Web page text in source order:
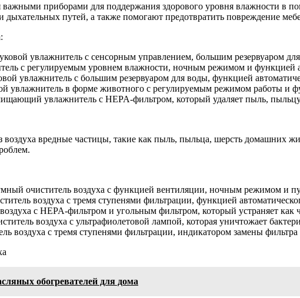
важными приборами для поддержания здорового уровня влажности в
дыхательных путей, а также помогают предотвратить повреждение
увлажнитель с сенсорным управлением, большим резервуаром
с регулируемым уровнем влажности, ночным режимом и функцией
увлажнитель с большим резервуаром для воды, функцией
увлажнитель в форме животного с регулируемым режимом работы и
увлажнитель с HEPA-фильтром, который удаляет пыль, пыльцу
воздуха вредные частицы, такие как пыль, пыльца, шерсть
очиститель воздуха с функцией вентиляции, ночным режимом и
воздуха с тремя ступенями фильтрации, функцией
с HEPA-фильтром и угольным фильтром, который устраняет как
воздуха с ультрафиолетовой лампой, которая уничтожает
воздуха с тремя ступенями фильтрации, индикатором замены
обогревателей для дома